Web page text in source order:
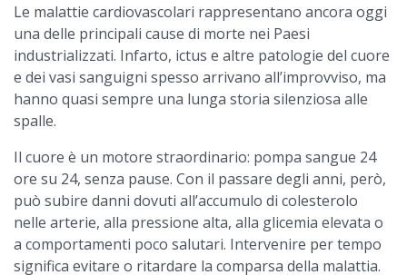
Le malattie cardiovascolari rappresentano ancora oggi
una delle principali cause di morte nei Paesi
industrializzati. Infarto, ictus e altre patologie del cuore
e dei vasi sanguigni spesso arrivano all’improvviso, ma
hanno quasi sempre una lunga storia silenziosa alle
spalle.
Il cuore è un motore straordinario: pompa sangue 24
ore su 24, senza pause. Con il passare degli anni, però,
può subire danni dovuti all’accumulo di colesterolo
nelle arterie, alla pressione alta, alla glicemia elevata o
a comportamenti poco salutari. Intervenire per tempo
significa evitare o ritardare la comparsa della malattia.